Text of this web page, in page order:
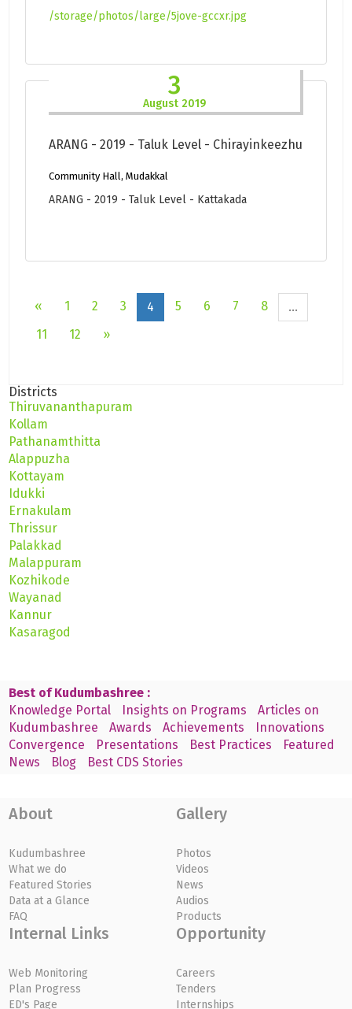
/storage/photos/large/5jove-gccxr.jpg
3
August 2019
ARANG - 2019 - Taluk Level - Chirayinkeezhu
Community Hall, Mudakkal
ARANG - 2019 - Taluk Level - Kattakada
« 1 2 3 4 5 6 7 8
...
11
12 »
Districts
Thiruvananthapuram
Kollam
Pathanamthitta
Alappuzha
Kottayam
Idukki
Ernakulam
Thrissur
Palakkad
Malappuram
Kozhikode
Wayanad
Kannur
Kasaragod
Best of Kudumbashree :
Knowledge Portal
Insights on Programs
Articles on
Kudumbashree
Awards Achievements
Innovations
Convergence
Presentations Best Practices
Featured
News
Blog Best CDS Stories
About
Kudumbashree
What we do
Featured Stories
Data at a Glance
FAQ
Gallery
Photos
Videos
News
Audios
Products
Internal Links
Web Monitoring
Plan Progress
ED's Page
Opportunity
Careers
Tenders
Internships